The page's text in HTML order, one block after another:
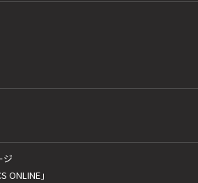
ジ
ONLINE」